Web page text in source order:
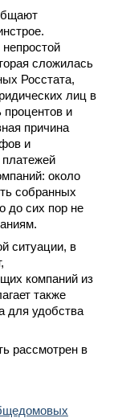
сложилась
Росстата,
лиц в
процентов и
причина
и
около
собранных
до сих пор не
ситуации, в
компаний из
также
для удобства
рассмотрен в